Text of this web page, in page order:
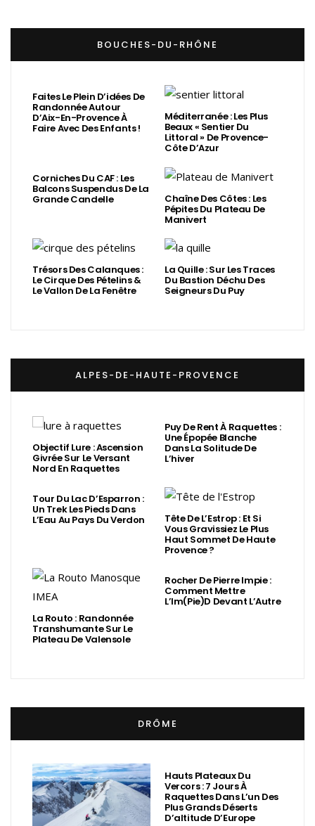
BOUCHES-DU-RHÔNE
Faites Le Plein D’idées De
Randonnée Autour
D’Aix-En-Provence À
Faire Avec Des Enfants !
Méditerranée : Les Plus
Beaux « Sentier Du
Littoral » De Provence-
Côte D’Azur
Corniches Du CAF : Les
Balcons Suspendus De La
Grande Candelle Chaîne Des Côtes : Les
Pépites Du Plateau De
Manivert
Trésors Des Calanques :
Le Cirque Des Pételins &
Le Vallon De La Fenêtre
La Quille : Sur Les Traces
Du Bastion Déchu Des
Seigneurs Du Puy
ALPES-DE-HAUTE-PROVENCE
Objectif Lure : Ascension
Givrée Sur Le Versant
Nord En Raquettes
Puy De Rent À Raquettes :
Une Épopée Blanche
Dans La Solitude De
L’hiver
Tour Du Lac D’Esparron :
Un Trek Les Pieds Dans
L’Eau Au Pays Du Verdon Tête De L’Estrop : Et Si
Vous Gravissiez Le Plus
Haut Sommet De Haute
Provence ?
La Routo : Randonnée
Transhumante Sur Le
Plateau De Valensole
Rocher De Pierre Impie :
Comment Mettre
L’Im(Pie)d Devant L’Autre
DRÔME
Hauts Plateaux Du
Vercors : 7 Jours À
Raquettes Dans L’un Des
Plus Grands Déserts
D’altitude D’Europe